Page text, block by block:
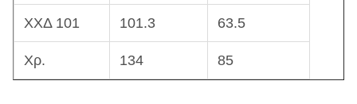
ΧΧΔ 101 101.3 63.5
Χρ. 134 85